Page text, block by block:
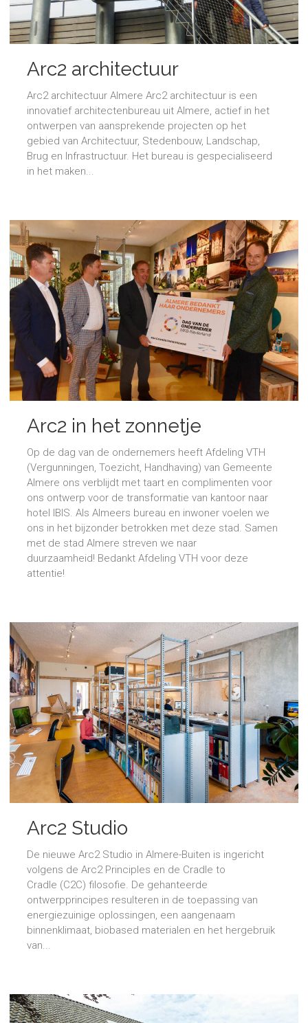
Arc2 architectuur
Arc2 architectuur Almere Arc2 architectuur is een
innovatief architectenbureau uit Almere, actief in het
ontwerpen van aansprekende projecten op het
gebied van Architectuur, Stedenbouw, Landschap,
Brug en Infrastructuur. Het bureau is gespecialiseerd
in het maken...
Arc2 in het zonnetje
Op de dag van de ondernemers heeft Afdeling VTH
(Vergunningen, Toezicht, Handhaving) van Gemeente
Almere ons verblijdt met taart en complimenten voor
ons ontwerp voor de transformatie van kantoor naar
hotel IBIS. Als Almeers bureau en inwoner voelen we
ons in het bijzonder betrokken met deze stad. Samen
met de stad Almere streven we naar
duurzaamheid! Bedankt Afdeling VTH voor deze
attentie!
Arc2 Studio
De nieuwe Arc2 Studio in Almere-Buiten is ingericht
volgens de Arc2 Principles en de Cradle to
Cradle (C2C) filosofie. De gehanteerde
ontwerpprincipes resulteren in de toepassing van
energiezuinige oplossingen, een aangenaam
binnenklimaat, biobased materialen en het hergebruik
van...